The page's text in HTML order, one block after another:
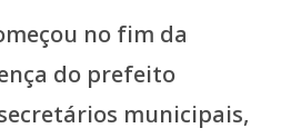
no fim da
do prefeito
municipais,